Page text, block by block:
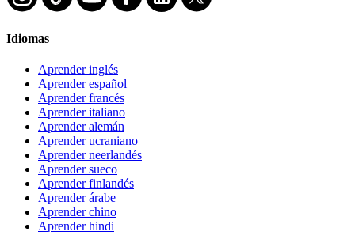
Idiomas
Aprender inglés
Aprender español
Aprender francés
Aprender italiano
Aprender alemán
Aprender ucraniano
Aprender neerlandés
Aprender sueco
Aprender finlandés
Aprender árabe
Aprender chino
Aprender hindi